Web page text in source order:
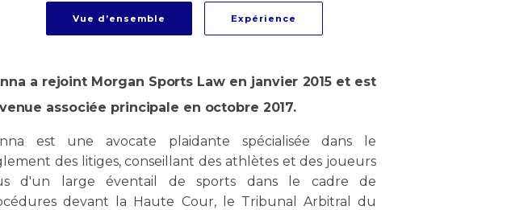
Vue d’ensemble Expérience
a rejoint Morgan Sports Law en janvier 2015 et est
associée principale en octobre 2017.
est une avocate plaidante spécialisée dans le
des litiges, conseillant des athlètes et des joueurs
d'un large éventail de sports dans le cadre de
devant la Haute Cour, le Tribunal Arbitral du